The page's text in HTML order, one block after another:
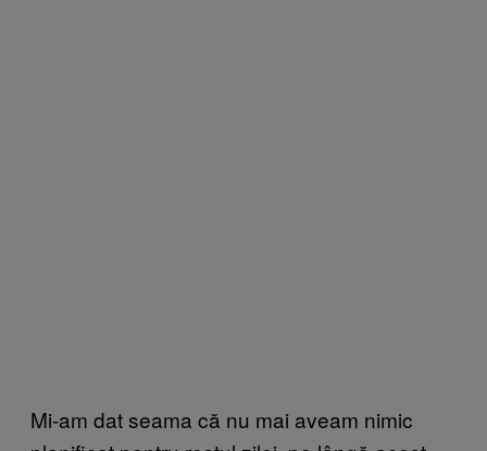
Mi-am dat seama că nu mai aveam nimic